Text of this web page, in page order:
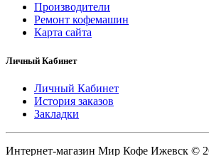
Производители
Ремонт кофемашин
Карта сайта
Личный Кабинет
Личный Кабинет
История заказов
Закладки
Интернет-магазин Мир Кофе Ижевск ©